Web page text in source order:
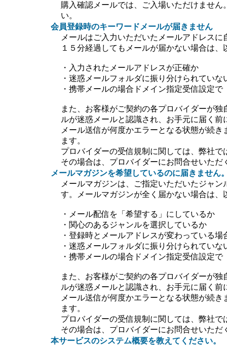
購入確認メールでは、ご入場いただけませ
い。
会員登録時のキーワードメールが届きません
メールはご入力いただいたメールアドレス
１５分経過してもメールが届かない場合は
・入力されたメールアドレスが正確か
・迷惑メールフォルダに振り分けられていな
・携帯メールの場合ドメイン指定受信設定
また、お客様がご契約の各プロバイダーが
ルが迷惑メールと認識され、お手元に届く
メール送信が何度かエラーとなる状態が続
ます。
プロバイダーの受信規制に関しては、弊社で
その場合は、プロバイダーにお問合せいた
メールマガジンを希望しているのに届きません
メールマガジンは、ご指定いただいたジャ
す。メールマガジンが全く届かない場合は、
・メール配信を「希望する」にしているか
・関心のあるジャンルを選択しているか
・登録時とメールアドレスが変わっている
・迷惑メールフォルダに振り分けられていな
・携帯メールの場合ドメイン指定受信設定
また、お客様がご契約の各プロバイダーが
ルが迷惑メールと認識され、お手元に届く
メール送信が何度かエラーとなる状態が続
ます。
プロバイダーの受信規制に関しては、弊社で
その場合は、プロバイダーにお問合せいた
本サービスのシステム概要を教えてください。